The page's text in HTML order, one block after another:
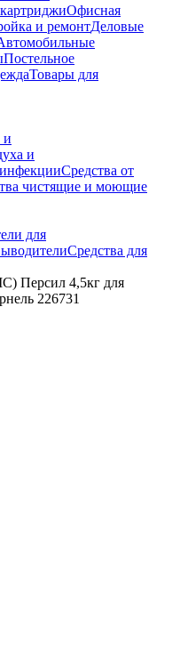
Офисная
и ремонтДеловые
Постельное
Товары для
и
Средства от
чистящие и моющие
для
Средства для
Персил 4,5кг для
226731